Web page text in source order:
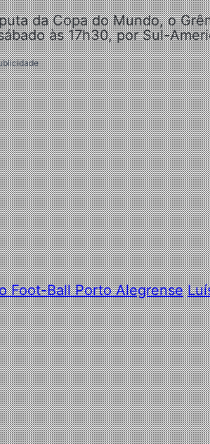
da Copa do Mundo, o
às 17h30, por Sul-
Foot-Ball Porto Alegrense